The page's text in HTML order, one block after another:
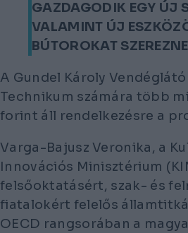
GAZDAGODIK EGY ÚJ
VALAMINT ÚJ
BÚTOROKAT
A Gundel Károly
Technikum számára több
forint áll rendelkezésre a
Varga-Bajusz Veronika, a
Innovációs Minisztérium
felsőoktatásért, szak- és
fiatalokért felelős
OECD rangsorában a